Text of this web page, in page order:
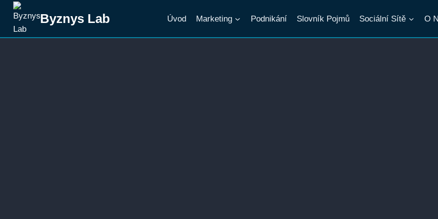
Přeskočit
obsah
Byznys Lab Úvod Marketing Podnikání Slovník Pojmů Sociální Sítě O